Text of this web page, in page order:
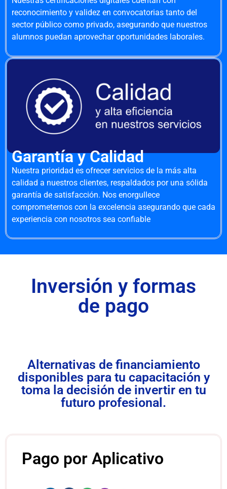
reconocimiento y validez en convocatorias tanto del
sector público como privado, asegurando que nuestros
alumnos puedan aprovechar oportunidades laborales.
Garantía y Calidad
Nuestra prioridad es ofrecer servicios de la más alta
calidad a nuestros clientes, respaldados por una sólida
garantía de satisfacción. Nos enorgullece
comprometernos con la excelencia asegurando que cada
experiencia con nosotros sea confiable
Inversión y formas
de pago
Alternativas de financiamiento
disponibles para tu capacitación y
toma la decisión de invertir en tu
futuro profesional.
Pago por Aplicativo